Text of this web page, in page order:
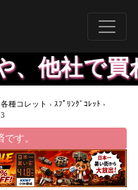
で買わ
各種コレット › ｽﾌﾟﾘﾝｸﾞｺﾚｯﾄ ›
す。